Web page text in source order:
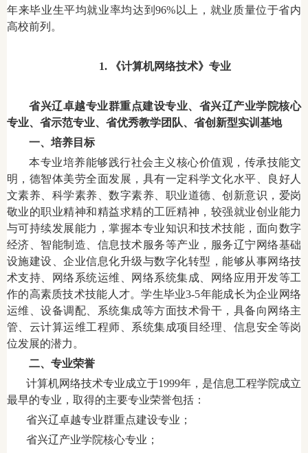
年来毕业生平均就业率均达到96%以上，就业质量位于省内
高校前列。
1. 《计算机网络技术》专业
省兴辽卓越专业群重点建设专业、省兴辽产业学院核心
专业、省示范专业、省优秀教学团队、省创新型实训基地
一、培养目标
本专业培养能够践行社会主义核心价值观，传承技能文
明，德智体美劳全面发展，具有一定科学文化水平、良好人
文素养、科学素养、数字素养、职业道德、创新意识，爱岗
敬业的职业精神和精益求精的工匠精神，较强就业创业能力
与可持续发展能力，掌握本专业知识和技术技能，面向数字
经济、智能制造、信息技术服务等产业，服务辽宁网络基础
设施建设、企业信息化升级与数字化转型，能够从事网络技
术支持、网络系统运维、网络系统集成、网络应用开发等工
作的高素质技术技能人才。学生毕业3-5年能成长为企业网络
运维、设备调配、系统集成等方面技术骨干，具备向网络主
管、云计算运维工程师、系统集成项目经理、信息安全等岗
位发展的潜力。
二、专业荣誉
计算机网络技术专业成立于1999年，是信息工程学院成立
最早的专业，取得的主要专业荣誉包括：
省兴辽卓越专业群重点建设专业；
省兴辽产业学院核心专业；